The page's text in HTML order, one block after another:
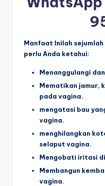
Manfaat Inilah
perlu Anda ketahui:
Menanggulangi
Mematikan jamur,
pada vagina.
mengatasi bau
vagina.
menghilangkan
selaput vagina.
Mengobati iritasi
Membangun
vagina.